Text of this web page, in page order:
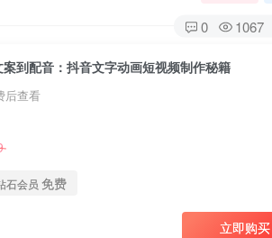
0 1067
到配音：抖音文字动画短视频制作秘籍
后查看
石会员 免费
立即购买